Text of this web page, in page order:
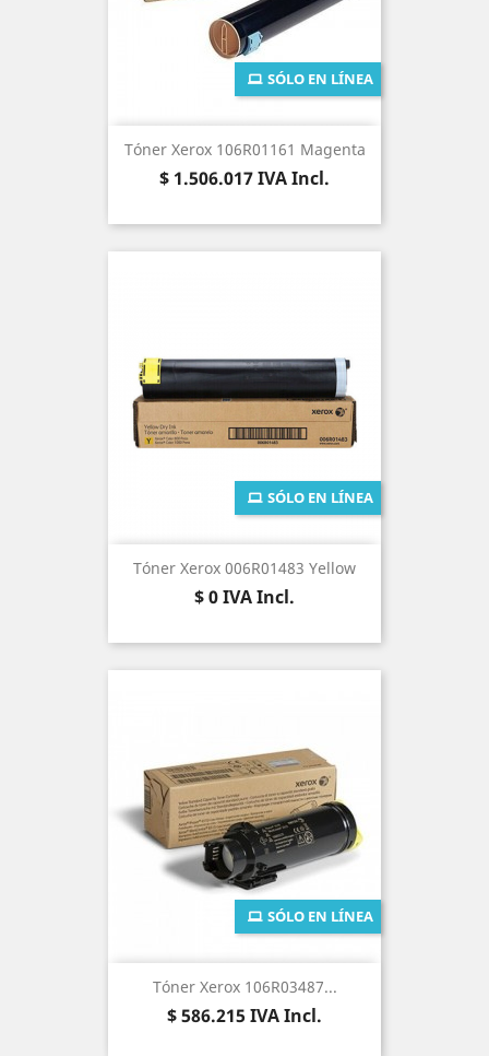
Tóner Xerox 106R01161 Magenta
Precio
$ 1.506.017IVA Incl.
SÓLO EN LÍNEA
Tóner Xerox 006R01483 Yellow
Precio
$ 0IVA Incl.
SÓLO EN LÍNEA
Tóner Xerox 106R03487...
Precio
$ 586.215IVA Incl.
SÓLO EN LÍNEA